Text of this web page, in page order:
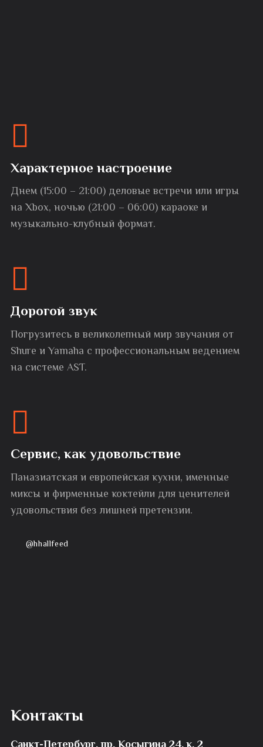
Характерное настроение
Днем (15:00 – 21:00) деловые встречи или игры
на Xbox, ночью (21:00 – 06:00) караоке и
музыкально-клубный формат.
Дорогой звук
Погрузитесь в великолепный мир звучания от
Shure и Yamaha с профессиональным ведением
на системе AST.
Сервис, как удовольствие
Паназиатская и европейская кухни, именные
миксы и фирменные коктейли для ценителей
удовольствия без лишней претензии.
@hhallfeed
Контакты
Санкт-Петербург, пр. Косыгина 24, к. 2